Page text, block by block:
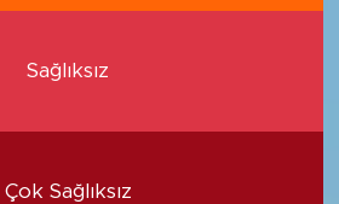
Sağlıksız
Çok Sağlıksız